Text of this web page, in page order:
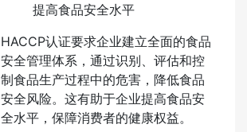
提高食品安全水平
HACCP认证要求企业建立全面的食品
安全管理体系，通过识别、评估和控
制食品生产过程中的危害，降低食品
安全风险。这有助于企业提高食品安
全水平，保障消费者的健康权益。